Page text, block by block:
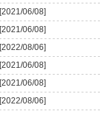
[2021/06/08]
[2021/06/08]
[2022/08/06]
[2021/06/08]
[2021/06/08]
[2022/08/06]